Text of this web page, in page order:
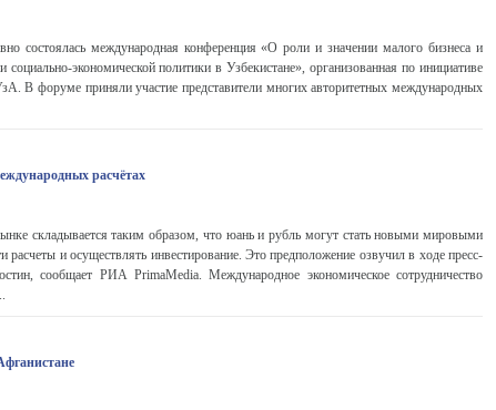
состоялась международная конференция «О роли и значении малого бизнеса и
социально-экономической политики в Узбекистане», организованная по инициативе
В форуме приняли участие представители многих авторитетных международных
расчётах
складывается таким образом, что юань и рубль могут стать новыми мировыми
и осуществлять инвестирование. Это предположение озвучил в ходе пресс-
сообщает РИА PrimaMedia. Международное экономическое сотрудничество